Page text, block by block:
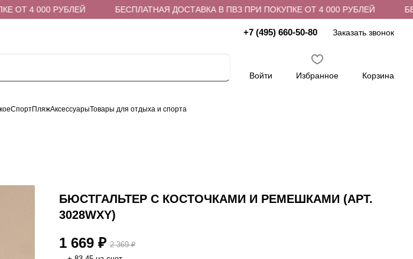
4 000 РУБЛЕЙ БЕСПЛАТНАЯ ДОСТАВКА В ПВЗ ПРИ ПОКУПКЕ ОТ 4 000 РУБЛЕЙ
+7 (495) 660-50-80 Заказать звонок
Войти Избранное Корзина
СпортПляжАксессуарыТовары для отдыха и спорта
БЮСТГАЛЬТЕР С КОСТОЧКАМИ И РЕМЕШКАМИ (АРТ.
3028WXY)
1 669 ₽ 2 369 ₽